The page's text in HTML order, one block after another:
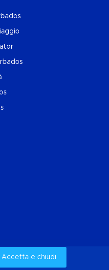
Mappa del sito
Accetta e chiudi